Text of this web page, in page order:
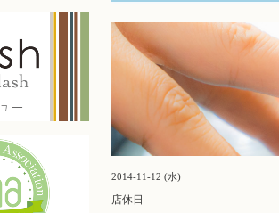
2014-11-12 (水)
店休日